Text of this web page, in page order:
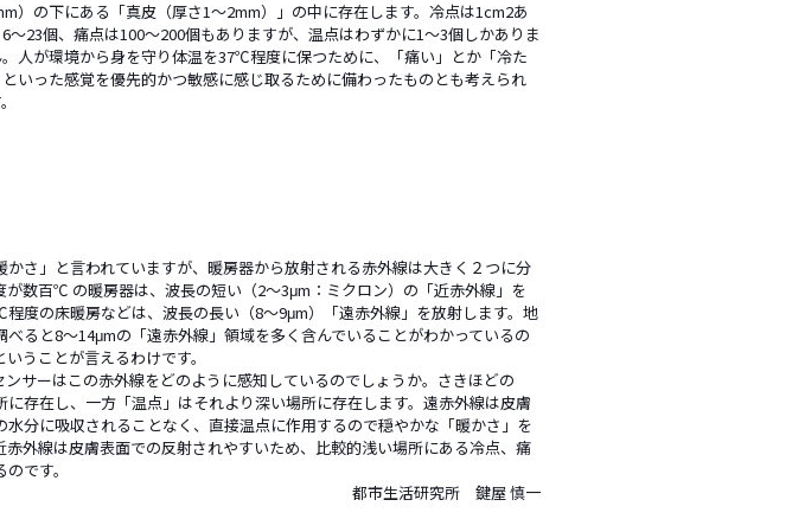
）の下にある「真皮（厚さ1～2mm）」の中に存在します。冷点は1cm2あ
～23個、痛点は100～200個もありますが、温点はわずかに1～3個しかありま
人が環境から身を守り体温を37℃程度に保つために、「痛い」とか「冷た
いった感覚を優先的かつ敏感に感じ取るために備わったものとも考えられ
さ」と言われていますが、暖房器から放射される赤外線は大きく２つに分
が数百℃ の暖房器は、波長の短い（2～3μm：ミクロン）の「近赤外線」を
度の床暖房などは、波長の長い（8～9μm）「遠赤外線」を放射します。地
ると8～14μmの「遠赤外線」領域を多く含んでいることがわかっているの
うことが言えるわけです。
サーはこの赤外線をどのように感知しているのでしょうか。さきほどの
に存在し、一方「温点」はそれより深い場所に存在します。遠赤外線は皮膚
分に吸収されることなく、直接温点に作用するので穏やかな「暖かさ」を
外線は皮膚表面での反射されやすいため、比較的浅い場所にある冷点、痛
です。
都市生活研究所 鍵屋 慎一